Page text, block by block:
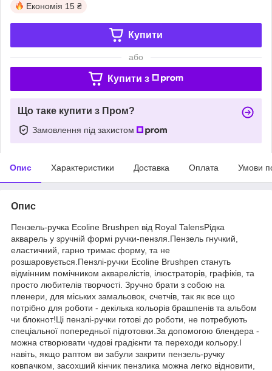
Економія 15 ₴
Купити
або
Купити з
Що таке купити з Пром?
Замовлення під захистом
Опис Характеристики Доставка Оплата Умови
Опис
Пензель-ручка Ecoline Brushpen від Royal TalensРідка
акварель у зручній формі ручки-пензля.Пензель гнучкий,
еластичний, гарно тримає форму, та не
розшаровується.Пензлі-ручки Ecoline Brushpen стануть
відмінним помічником акварелістів, ілюстраторів, графіків, та
просто любителів творчості. Зручно брати з собою на
пленери, для міських замальовок, счетчів, так як все що
потрібно для роботи - декілька кольорів брашпенів та альбом
чи блокнот!Ці пензлі-ручки готові до роботи, не потребують
спеціальної попередньої підготовки.За допомогою блендера -
можна створювати чудові градієнти та переходи кольору.І
навіть, якщо раптом ви забули закрити пензель-ручку
ковпачком, засохший кінчик пензлика можна легко відновити,